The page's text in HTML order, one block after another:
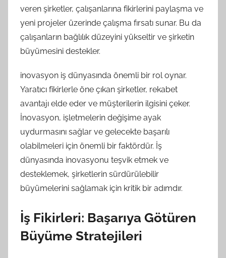
veren şirketler, çalışanlarına fikirlerini paylaşma ve
yeni projeler üzerinde çalışma fırsatı sunar. Bu da
çalışanların bağlılık düzeyini yükseltir ve şirketin
büyümesini destekler.
inovasyon iş dünyasında önemli bir rol oynar.
Yaratıcı fikirlerle öne çıkan şirketler, rekabet
avantajı elde eder ve müşterilerin ilgisini çeker.
İnovasyon, işletmelerin değişime ayak
uydurmasını sağlar ve gelecekte başarılı
olabilmeleri için önemli bir faktördür. İş
dünyasında inovasyonu teşvik etmek ve
desteklemek, şirketlerin sürdürülebilir
büyümelerini sağlamak için kritik bir adımdır.
İş Fikirleri: Başarıya Götüren
Büyüme Stratejileri